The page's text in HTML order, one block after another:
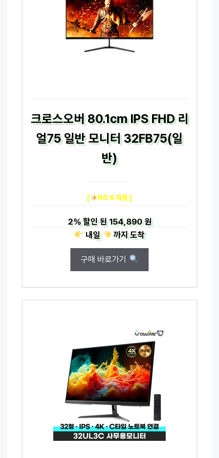
크로스오버 80.1cm IPS FHD 리
얼75 일반 모니터 32FB75(일
반)
[ NO.6 제품 ]
2%할인 된154,890 원
내일
까지도착
구매 바로가기